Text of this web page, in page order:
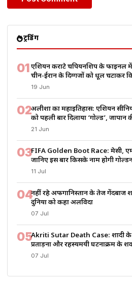
ट्रेंडिंग
01एशियन कराटे चैंपियनशिप के फाइनल
चीन-ईरान के दिग्गजों को धूल चटाकर
19 Jun
02अलीशा का महाइतिहास: एशियन
को पहली बार दिलाया ‘गोल्ड’,
21 Jun
03FIFA Golden Boot Race: मेसी,
जानिए इस बार किसके नाम होगी
11 Jul
04नहीं रहे अफगानिस्तान के तेज गेंदबाज
दुनिया को कहा अलविदा
07 Jul
05Akriti Sutar Death Case: शादी के
प्रताड़ना और रहस्यमयी घटनाक्रम के
07 Jul